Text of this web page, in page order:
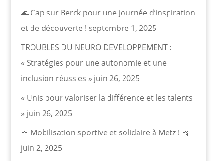
🌊 Cap sur Berck pour une journée d’inspiration
et de découverte ! septembre 1, 2025
TROUBLES DU NEURO DEVELOPPEMENT :
« Stratégies pour une autonomie et une
inclusion réussies » juin 26, 2025
« Unis pour valoriser la différence et les talents
» juin 26, 2025
🎀 Mobilisation sportive et solidaire à Metz ! 🎀
juin 2, 2025